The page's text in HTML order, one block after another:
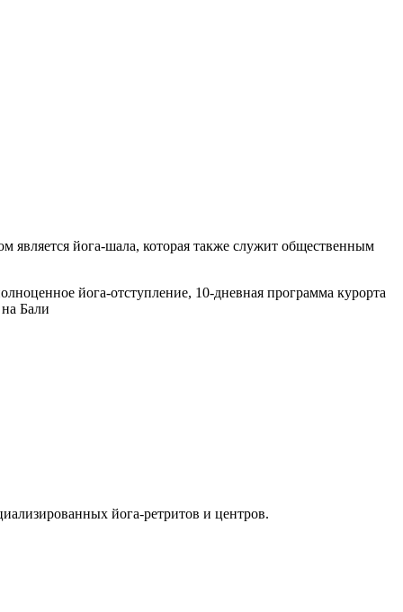
является йога-шала, которая также служит общественным
йога-отступление, 10-дневная программа курорта
Бали
йога-ретритов и центров.